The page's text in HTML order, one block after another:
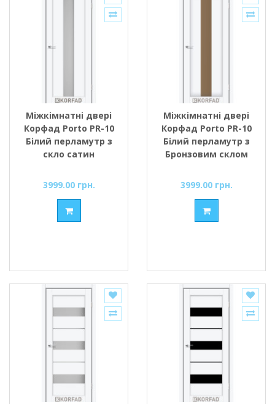
Міжкімнатні двері
Корфад Porto PR-10
Білий перламутр з
скло сатин
3999.00 грн.
Міжкімнатні двері
Корфад Porto PR-10
Білий перламутр з
Бронзовим склом
3999.00 грн.